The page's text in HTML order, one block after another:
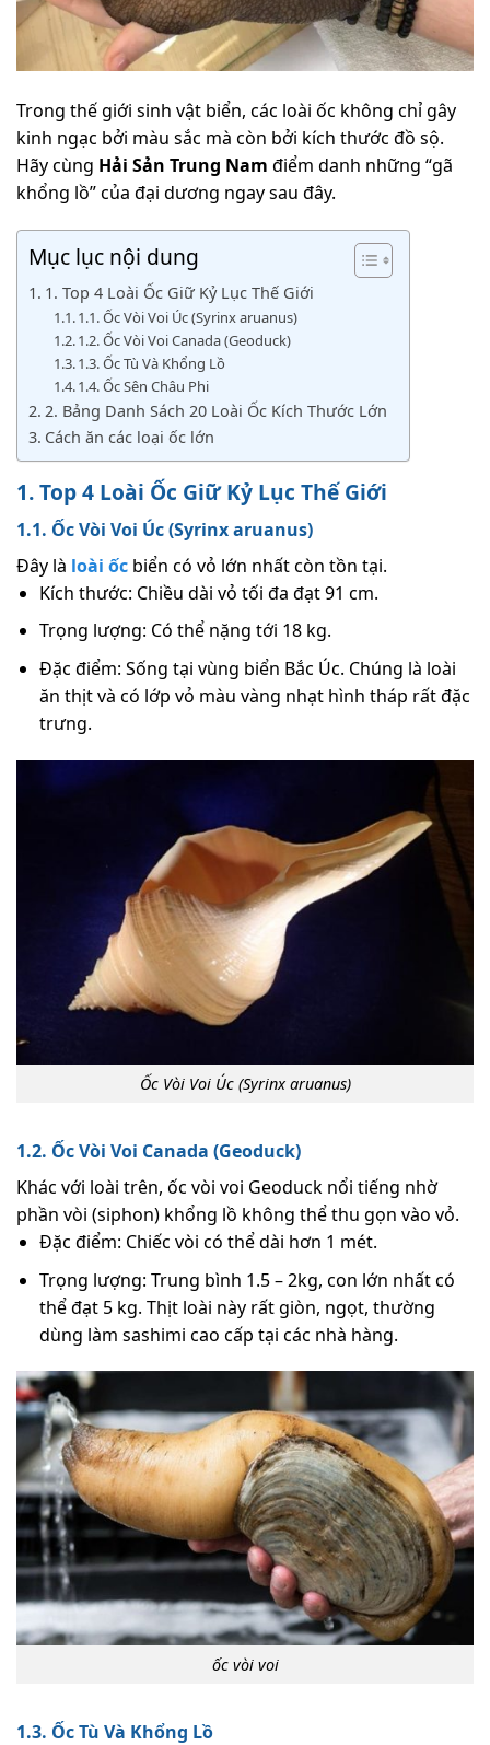
Trong thế giới sinh vật biển, các loài ốc không chỉ gây
kinh ngạc bởi màu sắc mà còn bởi kích thước đồ sộ.
Hãy cùng Hải Sản Trung Nam điểm danh những “gã
khổng lồ” của đại dương ngay sau đây.
Mục lục nội dung
1. Top 4 Loài Ốc Giữ Kỷ Lục Thế Giới
1.1. Ốc Vòi Voi Úc (Syrinx aruanus)
1.2. Ốc Vòi Voi Canada (Geoduck)
1.3. Ốc Tù Và Khổng Lồ
1.4. Ốc Sên Châu Phi
2. Bảng Danh Sách 20 Loài Ốc Kích Thước Lớn
Cách ăn các loại ốc lớn
1. Top 4 Loài Ốc Giữ Kỷ Lục Thế Giới
1.1. Ốc Vòi Voi Úc (Syrinx aruanus)
Đây là loài ốc biển có vỏ lớn nhất còn tồn tại.
Kích thước: Chiều dài vỏ tối đa đạt 91 cm.
Trọng lượng: Có thể nặng tới 18 kg.
Đặc điểm: Sống tại vùng biển Bắc Úc. Chúng là loài
ăn thịt và có lớp vỏ màu vàng nhạt hình tháp rất đặc
trưng.
Ốc Vòi Voi Úc (Syrinx aruanus)
1.2. Ốc Vòi Voi Canada (Geoduck)
Khác với loài trên, ốc vòi voi Geoduck nổi tiếng nhờ
phần vòi (siphon) khổng lồ không thể thu gọn vào vỏ.
Đặc điểm: Chiếc vòi có thể dài hơn 1 mét.
Trọng lượng: Trung bình 1.5 – 2kg, con lớn nhất có
thể đạt 5 kg. Thịt loài này rất giòn, ngọt, thường
dùng làm sashimi cao cấp tại các nhà hàng.
ốc vòi voi
1.3. Ốc Tù Và Khổng Lồ